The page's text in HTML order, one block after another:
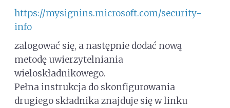
https://mysignins.microsoft.com/security-
info
zalogować się, a następnie dodać nową
metodę uwierzytelniania
wieloskładnikowego.
Pełna instrukcja do skonfigurowania
drugiego składnika znajduje się w linku